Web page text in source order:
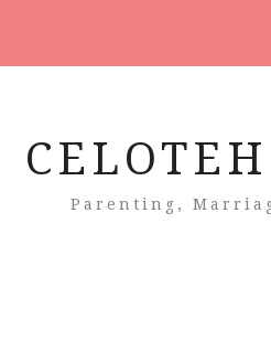
Parenting,